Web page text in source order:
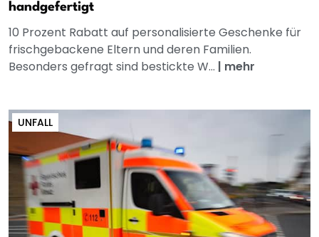
handgefertigt
10 Prozent Rabatt auf personalisierte Geschenke für
frischgebackene Eltern und deren Familien.
Besonders gefragt sind bestickte W... | mehr
UNFALL